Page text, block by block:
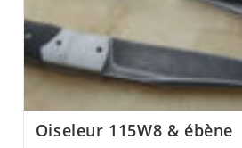
Oiseleur 115W8 & ébène